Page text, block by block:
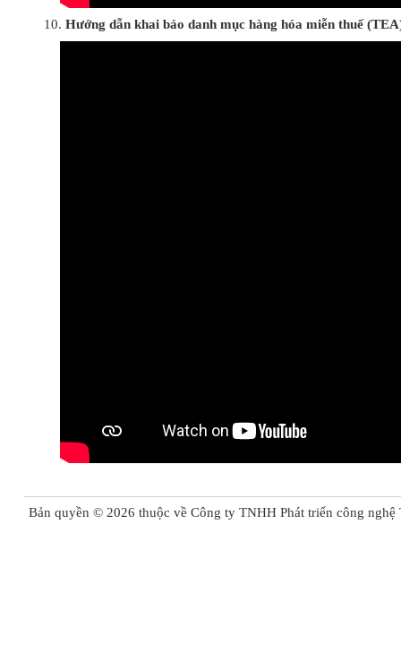
Hướng dẫn khai báo danh mục hàng hóa miễn thuế
Bản quyền © 2026 thuộc về Công ty TNHH Phát triển công nghệ